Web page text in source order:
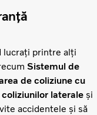
lucrați printre alți
Sistemul de
de coliziune cu
laterale și
accidentele și să